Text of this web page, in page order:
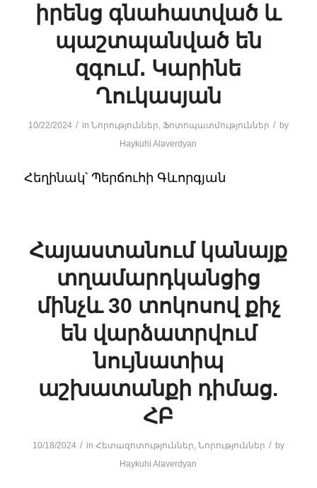
իրենց գնահատված և
պաշտպանված են
զգում․ Կարինե
Ղուկասյան
10/22/2024 / in Նորություններ Ֆոտոպատմություններ / by
Haykuhi Alaverdyan
Հեղինակ՝ Պերճուհի Գևորգյան
Հայաստանում կանայք
տղամարդկանցից
մինչև 30 տոկոսով քիչ
են վարձատրվում
նույնատիպ
աշխատանքի դիմաց.
ՀԲ
10/18/2024 / in Հետազոտություններ, Նորություններ / by
Haykuhi Alaverdyan